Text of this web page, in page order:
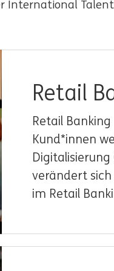
International
Retail
Retail
Kund*innen
verändert sich
im Retail